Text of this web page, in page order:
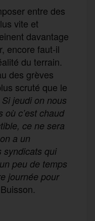
entre des
vite et
davantage
encore faut-il
du terrain.
des grèves
scruté que le
Si jeudi on nous
c’est chaud
ce ne sera
a un
syndicats qui
peu de temps
journée pour